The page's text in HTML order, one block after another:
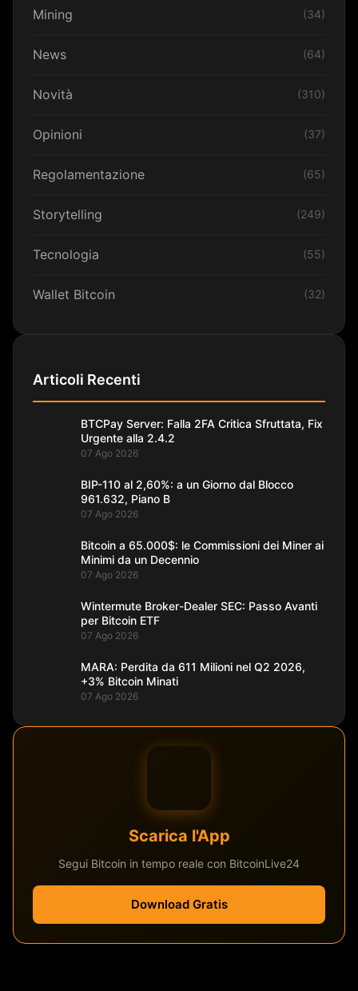
Mining (34)
News (64)
Novità (310)
Opinioni (37)
Regolamentazione (65)
Storytelling (249)
Tecnologia (55)
Wallet Bitcoin (32)
Articoli Recenti
BTCPay Server: Falla 2FA Critica Sfruttata, Fix
Urgente alla 2.4.2
07 Ago 2026
BIP-110 al 2,60%: a un Giorno dal Blocco
961.632, Piano B
07 Ago 2026
Bitcoin a 65.000$: le Commissioni dei Miner ai
Minimi da un Decennio
07 Ago 2026
Wintermute Broker-Dealer SEC: Passo Avanti
per Bitcoin ETF
07 Ago 2026
MARA: Perdita da 611 Milioni nel Q2 2026,
+3% Bitcoin Minati
07 Ago 2026
Scarica l'App
Segui Bitcoin in tempo reale con BitcoinLive24
Download Gratis